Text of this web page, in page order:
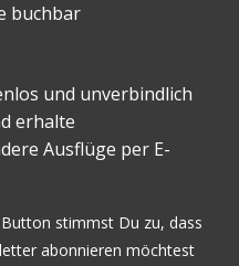
buchbar
und unverbindlich
erhalte
Ausflüge per E-
stimmst Du zu, dass
abonnieren möchtest